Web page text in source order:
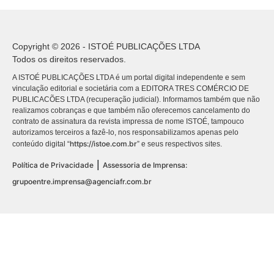
Copyright © 2026 - ISTOÉ PUBLICAÇÕES LTDA
Todos os direitos reservados.
A ISTOÉ PUBLICAÇÕES LTDA é um portal digital independente e sem
vinculação editorial e societária com a EDITORA TRES COMÉRCIO DE
PUBLICACÕES LTDA (recuperação judicial). Informamos também que não
realizamos cobranças e que também não oferecemos cancelamento do
contrato de assinatura da revista impressa de nome ISTOÉ, tampouco
autorizamos terceiros a fazê-lo, nos responsabilizamos apenas pelo
conteúdo digital “https://istoe.com.br” e seus respectivos sites.
Política de Privacidade
Assessoria de Imprensa:
grupoentre.imprensa@agenciafr.com.br